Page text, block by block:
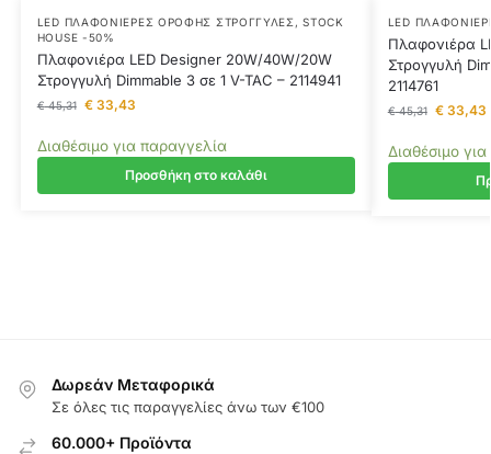
LED ΠΛΑΦΟΝΙΈΡΕΣ ΟΡΟΦΉΣ ΣΤΡΟΓΓΥΛΈΣ ,STOCK
HOUSE -50%
Πλαφονιέρα LED Designer 20W/40W/20W
Στρογγυλή Dimmable 3 σε 1 V-TAC – 2114941
€45,31 €33,43
Διαθέσιμο για παραγγελία
Προσθήκη στο καλάθι
LED
Πλαφονιέρα
Στρογγυλή
2114761
€45,31 €33,43
Διαθέσιμο
Δωρεάν Μεταφορικά
Σε όλες τις παραγγελίες άνω των €100
60.000+ Προϊόντα